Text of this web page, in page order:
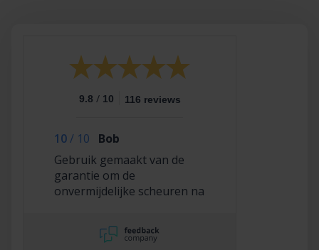
9.8 / 10 116 reviews
10/ 10
Bob
Gebruik gemaakt van de
garantie om de
onvermijdelijke scheuren na
en dat hebben ze super
netjes gedaan!